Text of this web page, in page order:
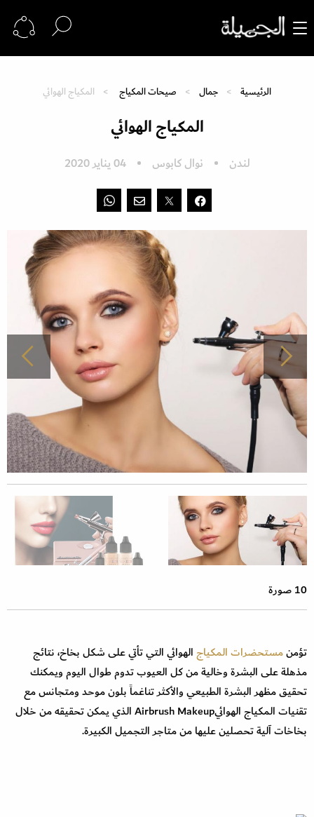
الرئيسية جمال صيحات المكياج المكياج الهوائي
المكياج الهوائي
لندن نوال كابوس 04 يناير 2020
10 صورة
تؤمنمستحضرات المكياج الهوائي التي تأتي على شكل بخاخ، نتائج
مذهلة على البشرة وخالية من كل العيوب تدوم طوال اليوم ويمكنك
تحقيق مظهر البشرة الطبيعي والأكثر تناغماً بلون موحد ومتجانس مع
تقنيات المكياج الهوائيAirbrush Makeup الذي يمكن تحقيقه من خلال
بخاخات آلية تحصلين عليها من متاجر التجميل الكبيرة.